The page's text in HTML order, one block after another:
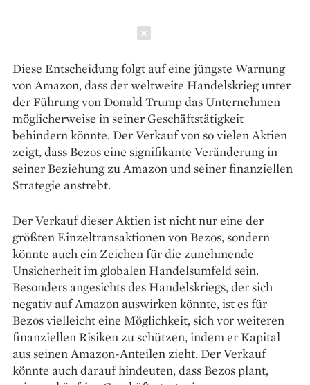
Diese Entscheidung folgt auf eine jüngste Warnung
von Amazon, dass der weltweite Handelskrieg unter
der Führung von Donald Trump das Unternehmen
möglicherweise in seiner Geschäftstätigkeit
behindern könnte. Der Verkauf von so vielen Aktien
zeigt, dass Bezos eine signifikante Veränderung in
seiner Beziehung zu Amazon und seiner finanziellen
Strategie anstrebt.
Der Verkauf dieser Aktien ist nicht nur eine der
größten Einzeltransaktionen von Bezos, sondern
könnte auch ein Zeichen für die zunehmende
Unsicherheit im globalen Handelsumfeld sein.
Besonders angesichts des Handelskriegs, der sich
negativ auf Amazon auswirken könnte, ist es für
Bezos vielleicht eine Möglichkeit, sich vor weiteren
finanziellen Risiken zu schützen, indem er Kapital
aus seinen Amazon-Anteilen zieht. Der Verkauf
könnte auch darauf hindeuten, dass Bezos plant,